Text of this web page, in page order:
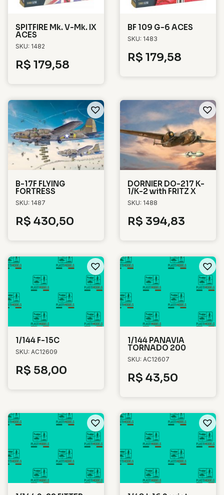
SPITFIRE Mk. V-Mk. IX
ACES
SKU: 1482
R$ 179,58
BF 109 G-6 ACES
SKU: 1483
R$ 179,58
B-17F FLYING
FORTRESS
SKU: 1487
R$ 430,50
DORNIER DO-217 K-
1/K-2 with FRITZ X
SKU: 1488
R$ 394,83
1/144 F-15C
SKU: AC12609
R$ 58,00
1/144 PANAVIA
TORNADO 200
SKU: AC12607
R$ 43,50